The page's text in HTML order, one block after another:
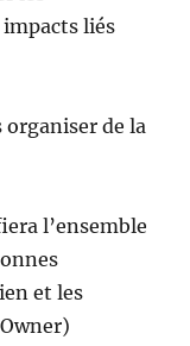
liés
organiser de la
l’ensemble
et les